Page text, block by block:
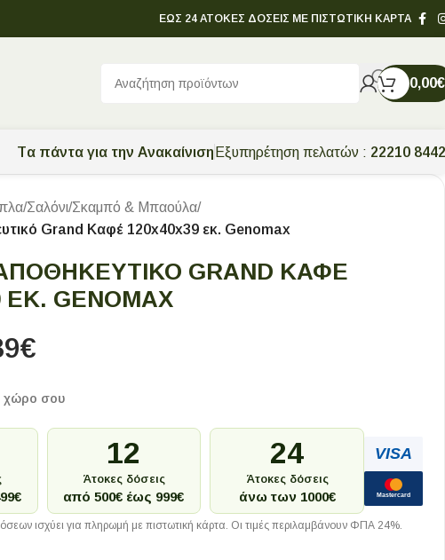
ΕΩΣ 24 ΑΤΟΚΕΣ ΔΟΣΕΙΣ ΜΕ ΠΙΣΤΩΤΙΚΗ ΚΑΡΤΑ
0,00€
Tα πάντα για την Ανακαίνιση Εξυπηρέτηση πελατών : 22210
/Σαλόνι/Σκαμπό & Μπαούλα/
Grand Καφέ 120x40x39 εκ. Genomax
GRAND ΚΑΦΈ
ΕΚ. GENOMAX
€
χώρο σου
12
Άτοκες δόσεις
από 500€ έως 999€
24
Άτοκες δόσεις
άνω των 1000€
VISA
Mastercard
ισχύει για πληρωμή με πιστωτική κάρτα. Οι τιμές περιλαμβάνουν ΦΠΑ 24%.